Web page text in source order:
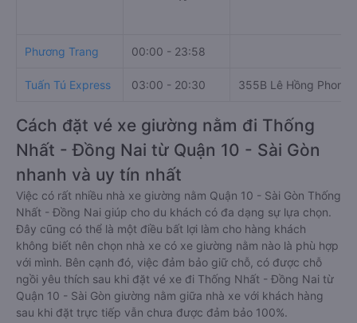
Phương Trang 00:00 - 23:58
Tuấn Tú Express 03:00 - 20:30 355B Lê Hồng Phong
Cách đặt vé xe giường nằm đi Thống
Nhất - Đồng Nai từ Quận 10 - Sài Gòn
nhanh và uy tín nhất
Việc có rất nhiều nhà xe giường nằm Quận 10 - Sài Gòn Thống
Nhất - Đồng Nai giúp cho du khách có đa dạng sự lựa chọn.
Đây cũng có thể là một điều bất lợi làm cho hàng khách
không biết nên chọn nhà xe có xe giường nằm nào là phù hợp
với mình. Bên cạnh đó, việc đảm bảo giữ chỗ, có được chỗ
ngồi yêu thích sau khi đặt vé xe đi Thống Nhất - Đồng Nai từ
Quận 10 - Sài Gòn giường nằm giữa nhà xe với khách hàng
sau khi đặt trực tiếp vẫn chưa được đảm bảo 100%.